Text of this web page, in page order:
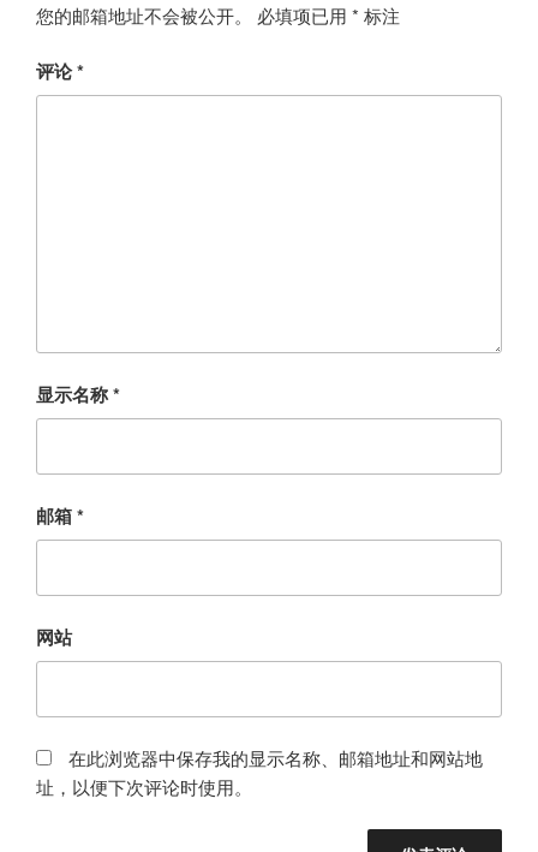
您的邮箱地址不会被公开。 必填项已用 * 标注
评论*
显示名称*
邮箱*
网站
在此浏览器中保存我的显示名称、邮箱地址和网站地
址，以便下次评论时使用。